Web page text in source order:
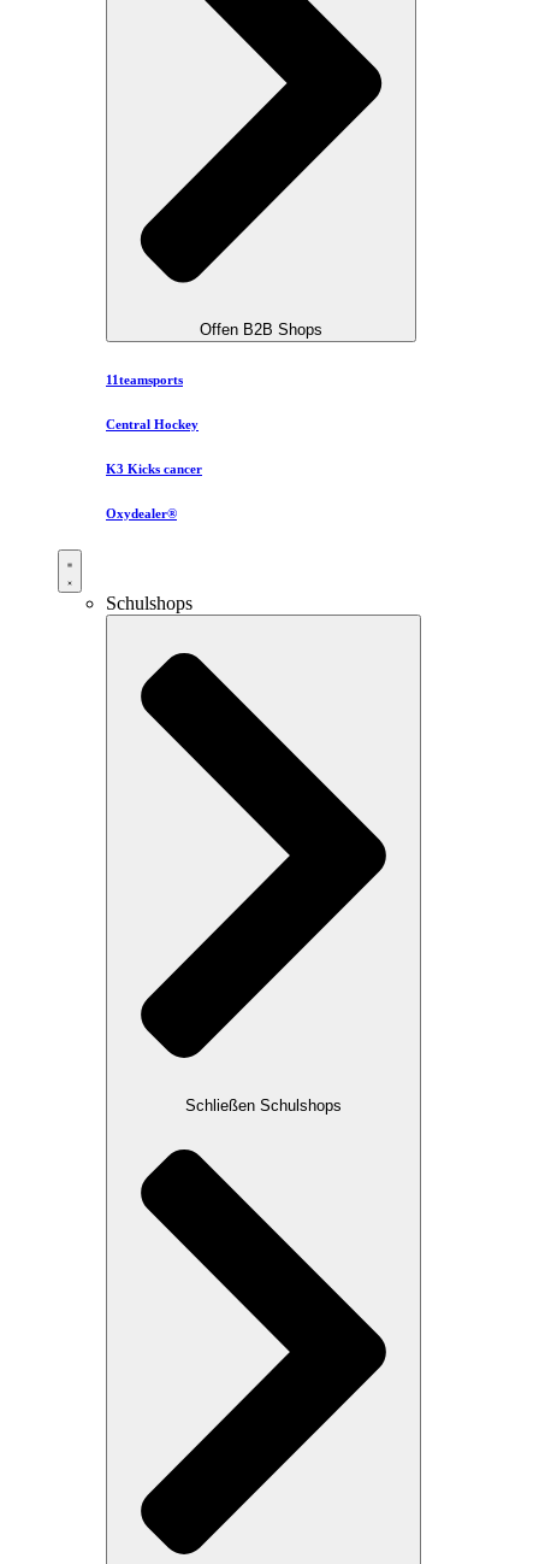
Offen B2B Shops
11teamsports
Central Hockey
K3 Kicks cancer
Oxydealer®
Schulshops
Schließen Schulshops